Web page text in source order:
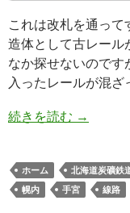
これは改札を通っ
造体として古レール
なか探せないのです
入ったレールが混ざ
続きを読む →
ホーム 北海道炭礦鉄
幌内
手宮 線路